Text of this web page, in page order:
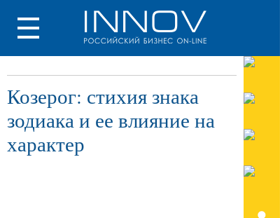
Козерог: стихия знака
зодиака и ее влияние на
характер